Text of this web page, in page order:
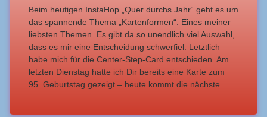
Beim heutigen InstaHop „Quer durchs Jahr“ geht es um
das spannende Thema „Kartenformen“. Eines meiner
liebsten Themen. Es gibt da so unendlich viel Auswahl,
dass es mir eine Entscheidung schwerfiel. Letztlich
habe mich für die Center-Step-Card entschieden. Am
letzten Dienstag hatte ich Dir bereits eine Karte zum
95. Geburtstag gezeigt – heute kommt die nächste.
Center-
Step-
Card